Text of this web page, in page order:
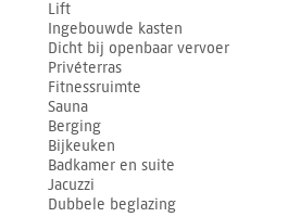
Lift
Ingebouwde kasten
Dicht bij openbaar vervoer
Privéterras
Fitnessruimte
Sauna
Berging
Bijkeuken
Badkamer en suite
Jacuzzi
Dubbele beglazing